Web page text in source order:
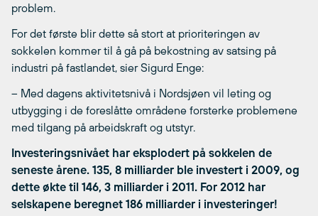
problem.
For det første blir dette så stort at prioriteringen av
sokkelen kommer til å gå på bekostning av satsing på
industri på fastlandet, sier Sigurd Enge:
– Med dagens aktivitetsnivå i Nordsjøen vil leting og
utbygging i de foreslåtte områdene forsterke problemene
med tilgang på arbeidskraft og utstyr.
Investeringsnivået har eksplodert på sokkelen de
seneste årene. 135, 8 milliarder ble investert i 2009, og
dette økte til 146, 3 milliarder i 2011. For 2012 har
selskapene beregnet 186 milliarder i investeringer!